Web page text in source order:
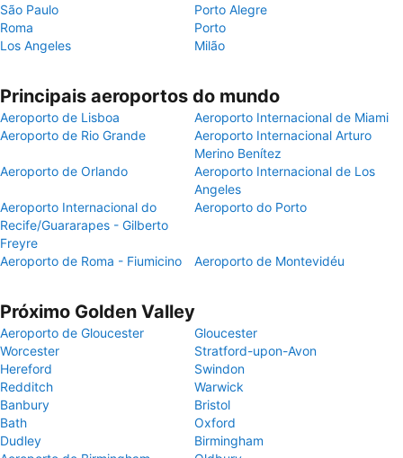
São Paulo
Porto Alegre
Roma
Porto
Los Angeles
Milão
Principais aeroportos do mundo
Aeroporto de Lisboa
Aeroporto Internacional de Miami
Aeroporto de Rio Grande
Aeroporto Internacional Arturo
Merino Benítez
Aeroporto de Orlando
Aeroporto Internacional de Los
Angeles
Aeroporto Internacional do
Recife/Guararapes - Gilberto
Freyre
Aeroporto do Porto
Aeroporto de Roma - Fiumicino Aeroporto de Montevidéu
Próximo Golden Valley
Aeroporto de Gloucester
Gloucester
Worcester
Stratford-upon-Avon
Hereford
Swindon
Redditch
Warwick
Banbury
Bristol
Bath
Oxford
Dudley
Birmingham